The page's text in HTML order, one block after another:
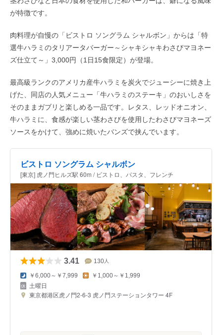
が特徴です。
肉料理が自慢の「ビストロ ソングラム シャルボン」からは「特
選牛ハラミのタリアータバーガー～シャキシャキわさびマヨネー
ズ仕立て～」3,000円（1日15食限定）が登場。
最高級ランクのアメリカ産牛ハラミを炭火でジューシーに焼き上
げた、同店の人気メニュー「牛ハラミのステーキ」のおいしさを
そのままガブリと楽しめる一品です。レタス、レッドオニオン、
牛ハラミに、食感が楽しい茎わさびを使用したわさびマヨネーズ
ソースをかけて、強めに焼いたバンズで挟んでいます。
ビストロ ソングラム シャルボン
[東京] 虎ノ門ヒルズ駅 60m / ビストロ、パスタ、フレンチ
3.41 130人
￥6,000～￥7,999 ￥1,000～￥1,999
土曜日
東京都港区虎ノ門2-6-3 虎ノ門ステーションタワー 4F